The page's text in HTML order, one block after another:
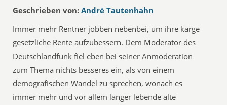
Geschrieben von: André Tautenhahn
Immer mehr Rentner jobben nebenbei, um ihre karge
gesetzliche Rente aufzubessern. Dem Moderator des
Deutschlandfunk fiel eben bei seiner Anmoderation
zum Thema nichts besseres ein, als von einem
demografischen Wandel zu sprechen, wonach es
immer mehr und vor allem länger lebende alte